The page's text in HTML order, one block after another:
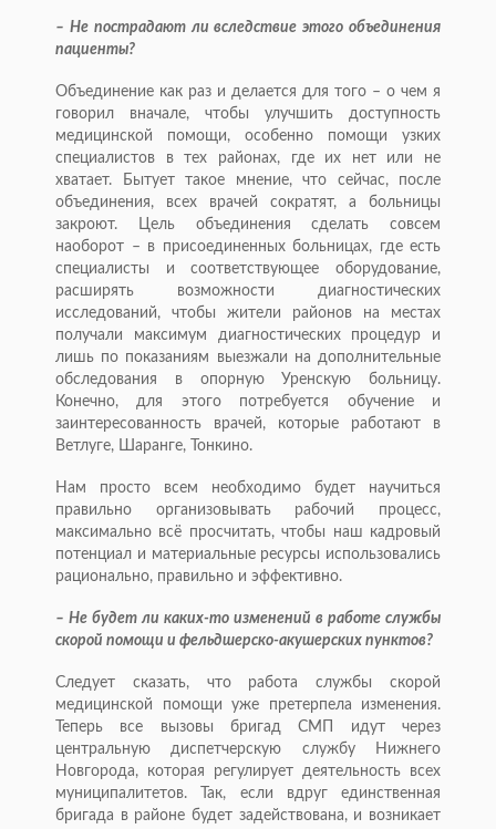
– Не пострадают ли вследствие этого объединения
пациенты?
Объединение как раз и делается для того – о чем я
говорил вначале, чтобы улучшить доступность
медицинской помощи, особенно помощи узких
специалистов в тех районах, где их нет или не
хватает. Бытует такое мнение, что сейчас, после
объединения, всех врачей сократят, а больницы
закроют. Цель объединения сделать совсем
наоборот – в присоединенных больницах, где есть
специалисты и соответствующее оборудование,
расширять возможности диагностических
исследований, чтобы жители районов на местах
получали максимум диагностических процедур и
лишь по показаниям выезжали на дополнительные
обследования в опорную Уренскую больницу.
Конечно, для этого потребуется обучение и
заинтересованность врачей, которые работают в
Ветлуге, Шаранге, Тонкино.
Нам просто всем необходимо будет научиться
правильно организовывать рабочий процесс,
максимально всё просчитать, чтобы наш кадровый
потенциал и материальные ресурсы использовались
рационально, правильно и эффективно.
– Не будет ли каких-то изменений в работе службы
скорой помощи и фельдшерско-акушерских пунктов?
Следует сказать, что работа службы скорой
медицинской помощи уже претерпела изменения.
Теперь все вызовы бригад СМП идут через
центральную диспетчерскую службу Нижнего
Новгорода, которая регулирует деятельность всех
муниципалитетов. Так, если вдруг единственная
бригада в районе будет задействована, и возникает